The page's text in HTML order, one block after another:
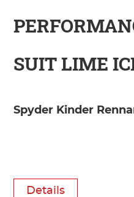
SUIT LIME
Spyder Kinder
Details